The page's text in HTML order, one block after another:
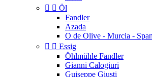
  Öl
Fandler
Azada
O de Olive - Murcia -
  Essig
Öhlmühle Fandler
Gianni Calogiuri
Guiseppe Giusti